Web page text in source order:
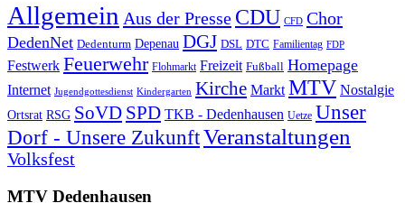
Allgemein Aus der Presse CDU CFD Chor
DedenNet Dedenturm Depenau DGJ DSL DTC Familientag FDP
Festwerk Feuerwehr Flohmarkt Freizeit Fußball Homepage
Internet Jugendgottesdienst Kindergarten Kirche Markt MTV Nostalgie
Ortsrat RSG SoVD SPD TKB - Dedenhausen Uetze Unser
Dorf - Unsere ZukunftVeranstaltungen
Volksfest
MTV Dedenhausen